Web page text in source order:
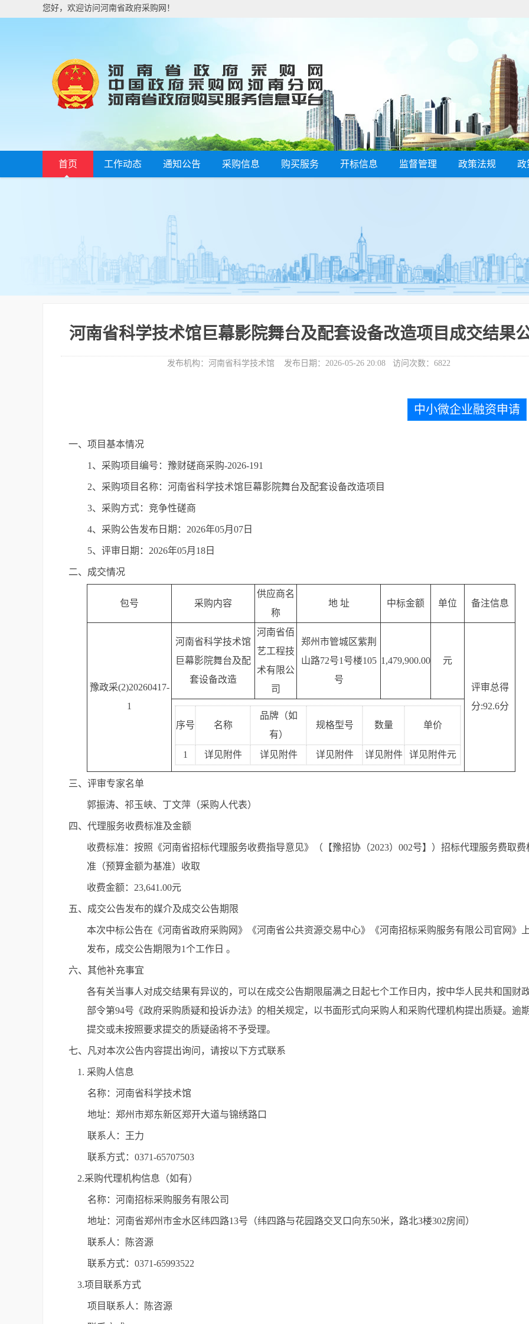
您好，欢迎访问河南省政府采购网！
首页 工作动态 通知公告 采购信息 购买服务 开标信息 监督管理 政策法规 政
河南省科学技术馆巨幕影院舞台及配套设备改造项目成交结果
发布机构： 河南省科学技术馆 发布日期： 2026-05-26 20:08 访问次数： 6822
中小微企业融资申请
一、项目基本情况
1、采购项目编号：豫财磋商采购-2026-191
2、采购项目名称：河南省科学技术馆巨幕影院舞台及配套设备改造项目
3、采购方式：竞争性磋商
4、采购公告发布日期：2026年05月07日
5、评审日期：2026年05月18日
二、成交情况
包号 采购内容
供应商名
称
地 址 中标金额 单位 备注信息
豫政采(2)20260417-
1
河南省科学技术馆
巨幕影院舞台及配
套设备改造
河南省佰
艺工程技
术有限公
司
郑州市管城区紫荆
山路72号1号楼105
号
1,479,900.00 元
评审总得
分:92.6分
序号
名称
品牌（如
有）
规格型号 数量 单价
1 详见附件 详见附件 详见附件 详见附件 详见附件元
三、评审专家名单
郭振涛、祁玉峡、丁文萍（采购人代表）
四、代理服务收费标准及金额
收费标准：按照《河南省招标代理服务收费指导意见》（【豫招协（2023）002号】）招标代理服务费取费
准（预算金额为基准）收取
收费金额：23,641.00元
五、成交公告发布的媒介及成交公告期限
本次中标公告在《河南省政府采购网》《河南省公共资源交易中心》《河南招标采购服务有限公司官网》上
发布，成交公告期限为1个工作日 。
六、其他补充事宜
各有关当事人对成交结果有异议的，可以在成交公告期限届满之日起七个工作日内，按中华人民共和国财
部令第94号《政府采购质疑和投诉办法》的相关规定，以书面形式向采购人和采购代理机构提出质疑。逾期
提交或未按照要求提交的质疑函将不予受理。
七、凡对本次公告内容提出询问，请按以下方式联系
1. 采购人信息
名称：河南省科学技术馆
地址：郑州市郑东新区郑开大道与锦绣路口
联系人：王力
联系方式：0371-65707503
2.采购代理机构信息（如有）
名称：河南招标采购服务有限公司
地址：河南省郑州市金水区纬四路13号（纬四路与花园路交叉口向东50米，路北3楼302房间）
联系人：陈咨源
联系方式：0371-65993522
3.项目联系方式
项目联系人：陈咨源